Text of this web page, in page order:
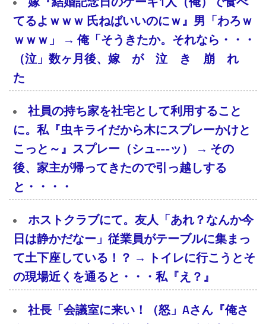
てるよｗｗｗ 氏ねばいいのにｗ』男「わろｗ
ｗｗｗ」 → 俺「そうきたか。それなら・・・
（泣」数ヶ月後、嫁 が 泣 き 崩 れ
た
社員の持ち家を社宅として利用すること
に。私『虫キライだから木にスプレーかけと
こっと～』スプレー（シュ---ッ） → その
後、家主が帰ってきたので引っ越しする
と・・・・
ホストクラブにて。友人「あれ？なんか今
日は静かだなー」従業員がテーブルに集まっ
て土下座している！？ → トイレに行こうとそ
の現場近くを通ると・・・私『え？』
社長「会議室に来い！（怒」Aさん『俺さ